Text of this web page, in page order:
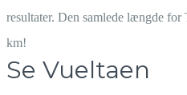
resultater. Den samlede længde
km!
Se Vueltaen